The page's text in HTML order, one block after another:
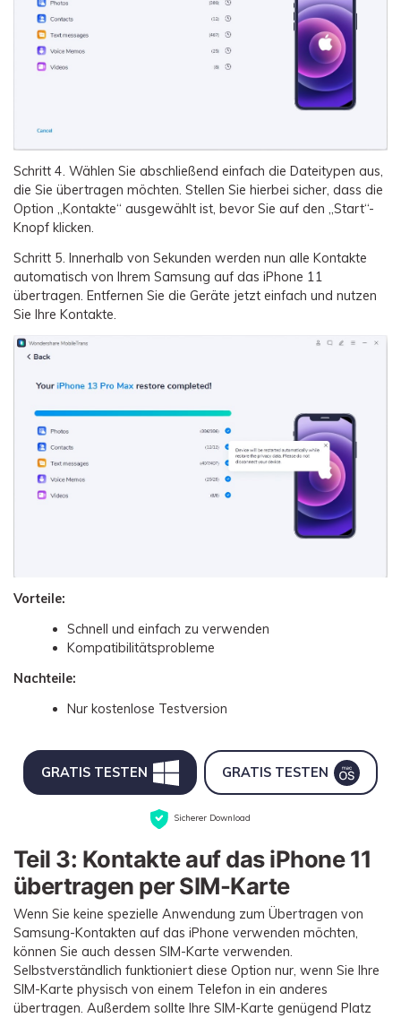
Schritt 4. Wählen Sie abschließend einfach die Dateitypen aus,
die Sie übertragen möchten. Stellen Sie hierbei sicher, dass die
Option „Kontakte“ ausgewählt ist, bevor Sie auf den „Start“-
Knopf klicken.
Schritt 5. Innerhalb von Sekunden werden nun alle Kontakte
automatisch von Ihrem Samsung auf das iPhone 11
übertragen. Entfernen Sie die Geräte jetzt einfach und nutzen
Sie Ihre Kontakte.
Vorteile:
Schnell und einfach zu verwenden
Kompatibilitätsprobleme
Nachteile:
Nur kostenlose Testversion
GRATIS TESTEN GRATIS TESTEN
Sicherer Download
Teil 3: Kontakte auf das iPhone 11
übertragen per SIM-Karte
Wenn Sie keine spezielle Anwendung zum Übertragen von
Samsung-Kontakten auf das iPhone verwenden möchten,
können Sie auch dessen SIM-Karte verwenden.
Selbstverständlich funktioniert diese Option nur, wenn Sie Ihre
SIM-Karte physisch von einem Telefon in ein anderes
übertragen. Außerdem sollte Ihre SIM-Karte genügend Platz